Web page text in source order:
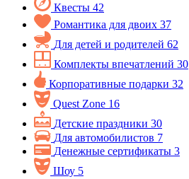
Квесты 42
Романтика для двоих 37
Для детей и родителей 62
Комплекты впечатлений 30
Корпоративные подарки 32
Quest Zone 16
Детские праздники 30
Для автомобилистов 7
Денежные сертификаты 3
Шоу 5